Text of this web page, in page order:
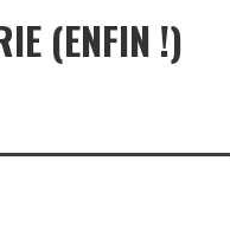
(ENFIN !)